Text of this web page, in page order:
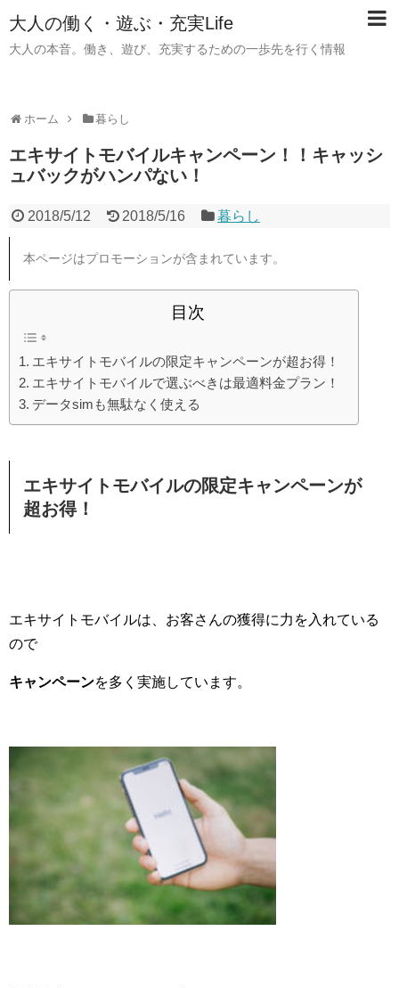
大人の働く・遊ぶ・充実Life
大人の本音。働き、遊び、充実するための一歩先を行く情報
ホーム 暮らし
エキサイトモバイルキャンペーン！！キャッシ
ュバックがハンパない！
2018/5/12 2018/5/16 暮らし
本ページはプロモーションが含まれています。
目次
エキサイトモバイルの限定キャンペーンが超お得！
エキサイトモバイルで選ぶべきは最適料金プラン！
データsimも無駄なく使える
エキサイトモバイルの限定キャンペーンが
超お得！
エキサイトモバイルは、お客さんの獲得に力を入れている
ので
キャンペーンを多く実施しています。